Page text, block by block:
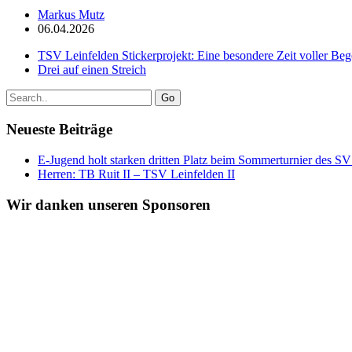
Markus Mutz
06.04.2026
TSV Leinfelden Stickerprojekt: Eine besondere Zeit voller
Drei auf einen Streich
Go
Neueste Beiträge
E-Jugend holt starken dritten Platz beim Sommerturnier des
Herren: TB Ruit II – TSV Leinfelden II
Wir danken unseren Sponsoren